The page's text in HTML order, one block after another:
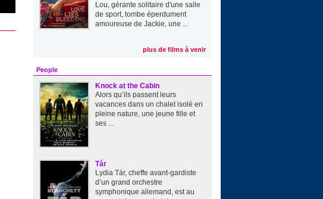
Lou, gérante solitaire d'une salle
de sport, tombe éperdument
amoureuse de Jackie, une ...
plus de films à venir
People
Knock at the Cabin
Alors qu’ils passent leurs
vacances dans un chalet isolé en
pleine nature, une jeune fille et
ses ...
Tár
Lydia Tár, cheffe avant-gardiste
d’un grand orchestre
symphonique allemand, est au